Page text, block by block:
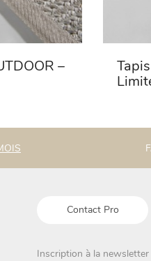
–
Contact Pro
Inscription à la newsletter